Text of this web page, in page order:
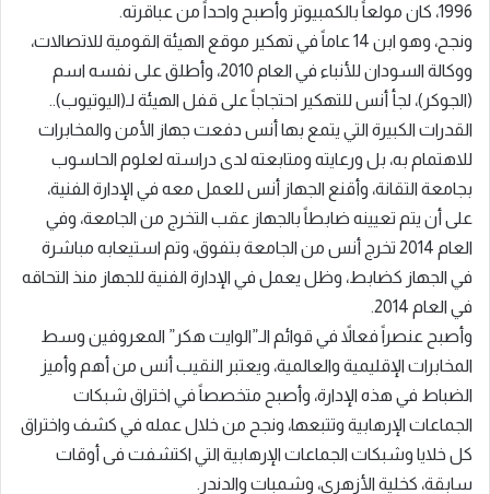
1996، كان مولعاً بالكمبيوتر وأصبح واحداً من عباقرته.
ونجح، وهو ابن 14 عاماً في تهكير موقع الهيئة القومية للاتصالات،
ووكالة السودان للأنباء في العام 2010، وأطلق على نفسه اسم
(الجوكر)، لجأ أنس للتهكير احتجاجاً على قفل الهيئة لـ(اليوتيوب)..
القدرات الكبيرة التي يتمع بها أنس دفعت جهاز الأمن والمخابرات
للاهتمام به، بل ورعايته ومتابعته لدى دراسته لعلوم الحاسوب
بجامعة التقانة، وأقنع الجهاز أنس للعمل معه في الإدارة الفنية،
على أن يتم تعيينه ضابطاً بالجهاز عقب التخرج من الجامعة، وفي
العام 2014 تخرج أنس من الجامعة بتفوق، وتم استيعابه مباشرة
في الجهاز كضابط، وظل يعمل في الإدارة الفنية للجهاز منذ التحاقه
في العام 2014.
وأصبح عنصراً فعالاً في قوائم الـ”الوايت هكر” المعروفين وسط
المخابرات الإقليمية والعالمية، ويعتبر النقيب أنس من أهم وأميز
الضباط في هذه الإدارة، وأصبح متخصصاً في اختراق شبكات
الجماعات الإرهابية وتتبعها، ونجح من خلال عمله في كشف واختراق
كل خلايا وشبكات الجماعات الإرهابية التي اكتشفت فى أوقات
سابقة، كخلية الأزهري، وشمبات والدندر.